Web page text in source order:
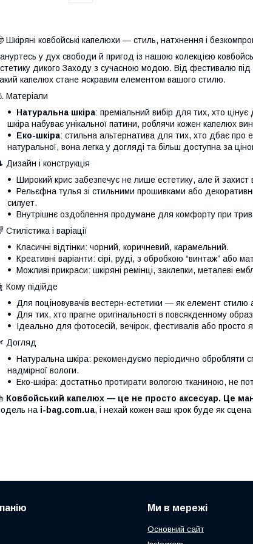
Шкіряні ковбойські капелюхи — стиль, натхнення і
у дух свободи й пригод із нашою колекцією
дикого Заходу з сучасною модою. Від фестивалю
капелюх стане яскравим елементом вашого стилю.
Матеріали
Натуральна шкіра: преміальний вибір для тих, хто цінує
шкіра набуває унікальної патини, роблячи кожен капелюх
Еко-шкіра: стильна альтернатива для тих, хто дбає про
натуральної, вона легка у догляді та більш доступна за
Дизайн і конструкція
Широкий крис забезпечує не лише естетику, але й захист
Рельєфна тулья зі стильними прошивками або
силует.
Внутрішнє оздоблення продумане для комфорту при
Стилістика і варіації
Класичні відтінки: чорний, коричневий, карамельний.
Креативні варіанти: сірі, руді, з обробкою “винтаж” або
Можливі прикраси: шкіряні ремінці, заклепки, металеві
Кому підійде
Для поціновувачів вестерн-естетики — як елемент стилю
Для тих, хто прагне оригінальності в повсякденному
Ідеально для фотосесій, вечірок, фестивалів або
Догляд
Натуральна шкіра: рекомендуємо періодично обробляти
надмірної вологи.
Еко-шкіра: достатньо протирати вологою тканиною, не
Ковбойський капелюх — це не просто аксесуар. Це
на i-bag.com.ua, і нехай кожен ваш крок буде як сцена
Ми в мережі
Основний сайт